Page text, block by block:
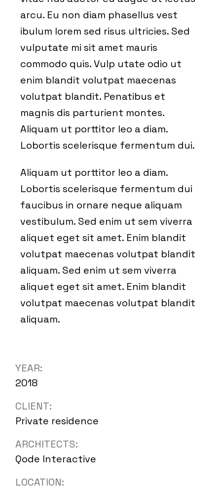
arcu. Eu non diam phasellus vest
ibulum lorem sed risus ultricies. Sed
vulputate mi sit amet mauris
commodo quis. Vulp utate odio ut
enim blandit volutpat maecenas
volutpat blandit. Penatibus et
magnis dis parturient montes.
Aliquam ut porttitor leo a diam.
Lobortis scelerisque fermentum dui.
Aliquam ut porttitor leo a diam.
Lobortis scelerisque fermentum dui
faucibus in ornare neque aliquam
vestibulum. Sed enim ut sem viverra
aliquet eget sit amet. Enim blandit
volutpat maecenas volutpat blandit
aliquam. Sed enim ut sem viverra
aliquet eget sit amet. Enim blandit
volutpat maecenas volutpat blandit
aliquam.
YEAR:
2018
CLIENT:
Private residence
ARCHITECTS:
Qode Interactive
LOCATION: